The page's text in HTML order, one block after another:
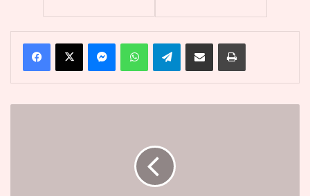
FacebookX MessengerWhatsAppTelegramPartager par email Imprimer